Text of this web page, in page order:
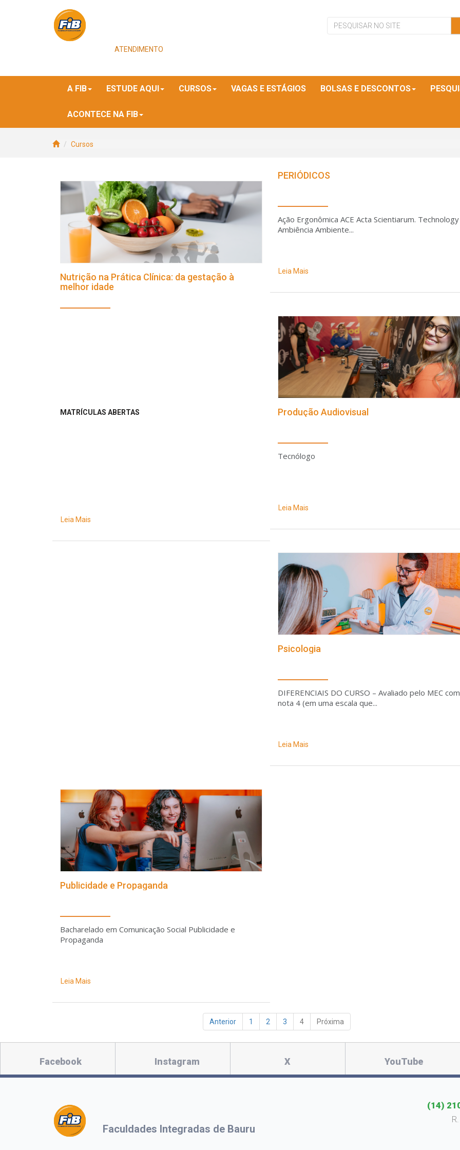
ATENDIMENTO
A FIB ESTUDE AQUI CURSOS VAGAS E ESTÁGIOS BOLSAS E DESCONTOS
ACONTECE NA FIB
Cursos
Nutrição na Prática Clínica: da gestação à
melhor idade
MATRÍCULAS ABERTAS
Leia Mais
PERIÓDICOS
Ação Ergonômica ACE Acta Scientiarum. Technology
Ambiência Ambiente...
Leia Mais
Produção Audiovisual
Tecnólogo
Leia Mais
Psicologia
DIFERENCIAIS DO CURSO – Avaliado pelo MEC
nota 4 (em uma escala que...
Leia Mais
Publicidade e Propaganda
Bacharelado em Comunicação Social Publicidade e
Propaganda
Leia Mais
Anterior 1 2 3 4 Próxima
Facebook Instagram X YouTube
Faculdades Integradas de Bauru
(14)